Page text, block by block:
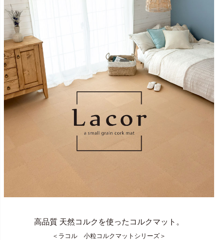
高品質 天然コルクを使ったコルクマット。
＜ラコル 小粒コルクマットシリーズ＞